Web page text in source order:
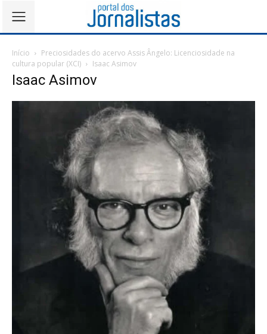
Início
Preciosidades do acervo Assis Ângelo: Licenciosidade na
cultura popular (XCI)
Isaac Asimov
Isaac Asimov